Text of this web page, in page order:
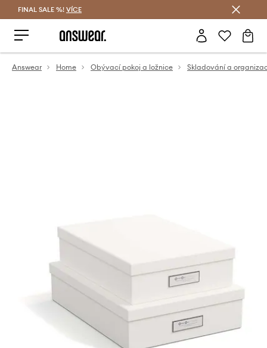
FINAL SALE %! VÍCE
Answear Home Obývací pokoj a ložnice Skladování a